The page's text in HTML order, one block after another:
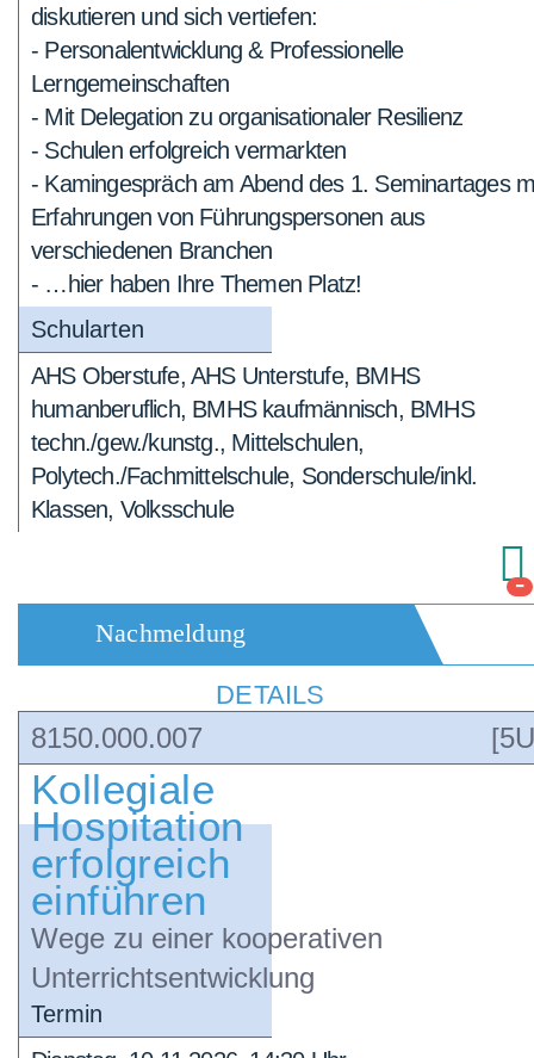
diskutieren und sich vertiefen:
- Personalentwicklung & Professionelle
Lerngemeinschaften
- Mit Delegation zu organisationaler Resilienz
- Schulen erfolgreich vermarkten
- Kamingespräch am Abend des 1. Seminartages
Erfahrungen von Führungspersonen aus
verschiedenen Branchen
- …hier haben Ihre Themen Platz!
Schularten
AHS Oberstufe, AHS Unterstufe, BMHS
humanberuflich, BMHS kaufmännisch, BMHS
techn./gew./kunstg., Mittelschulen,
Polytech./Fachmittelschule, Sonderschule/inkl.
Klassen, Volksschule
-
Nachmeldung
DETAILS
8150.000.007
Kollegiale
Hospitation
erfolgreich
einführen
Wege zu einer kooperativen
Unterrichtsentwicklung
Termin